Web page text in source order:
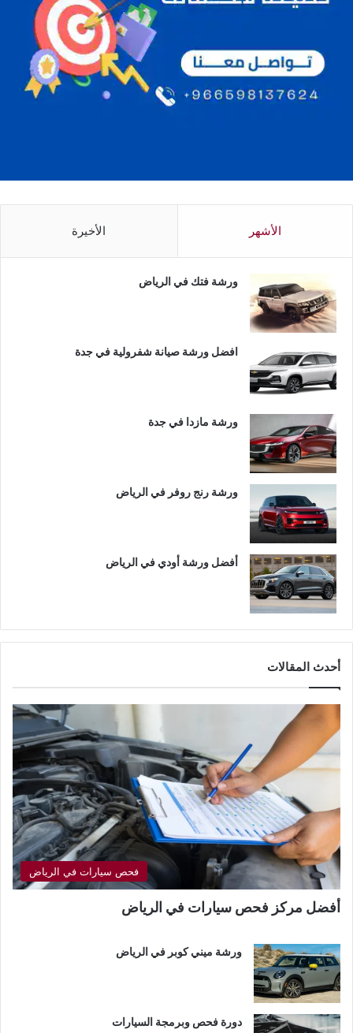
الأشهر الأخيرة
ورشة فتك في الرياض
افضل ورشة صيانة شفرولية في جدة
ورشة مازدا في جدة
ورشة رنج روفر في الرياض
أفضل ورشة أودي في الرياض
أحدث المقالات
فحص سيارات في الرياض
أفضل مركز فحص سيارات في الرياض
ورشة ميني كوبر في الرياض
دورة فحص وبرمجة السيارات